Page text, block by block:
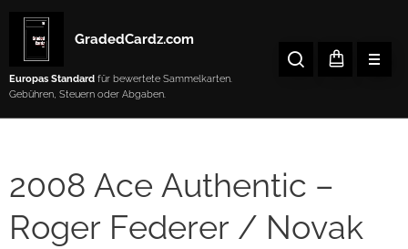
GradedCardz.com
Europas Standard für bewertete Sammelkarten.
Gebühren, Steuern oder Abgaben.
2008 Ace Authentic –
Roger Federer / Novak